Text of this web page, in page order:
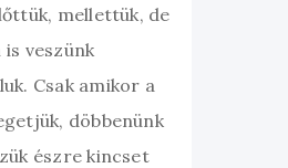
mellettük, de
veszünk
Csak amikor a
döbbenünk
észre kincset